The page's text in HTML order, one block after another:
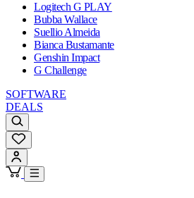
Logitech G PLAY
Bubba Wallace
Suellio Almeida
Bianca Bustamante
Genshin Impact
G Challenge
SOFTWARE
DEALS